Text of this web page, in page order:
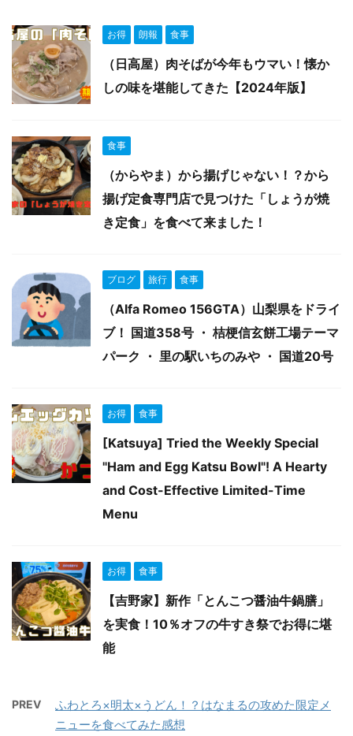
お得 朗報 食事
（日高屋）肉そばが今年もウマい！懐か
しの味を堪能してきた【2024年版】
食事
（からやま）から揚げじゃない！？から
揚げ定食専門店で見つけた「しょうが焼
き定食」を食べて来ました！
ブログ 旅行 食事
（Alfa Romeo 156GTA）山梨県をドライ
ブ！ 国道358号 ・ 桔梗信玄餅工場テーマ
パーク ・ 里の駅いちのみや ・ 国道20号
お得 食事
[Katsuya] Tried the Weekly Special
"Ham and Egg Katsu Bowl"! A Hearty
and Cost-Effective Limited-Time
Menu
お得 食事
【吉野家】新作「とんこつ醤油牛鍋膳」
を実食！10％オフの牛すき祭でお得に堪
能
PREV
ふわとろ×明太×うどん！？はなまるの攻めた限定メ
ニューを食べてみた感想